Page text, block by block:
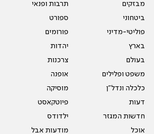
מבזקים
ביטחוני
פוליטי-מדיני
בארץ
בעולם
משפט ופלילים
כלכלה ונדל"ן
דעות
חדשות המגזר
אוכל
תרבות ופנאי
ספורט
פורומים
יהדות
צרכנות
אופנה
מוסיקה
פיוטקאסט
ילדודס
מודעות אבל